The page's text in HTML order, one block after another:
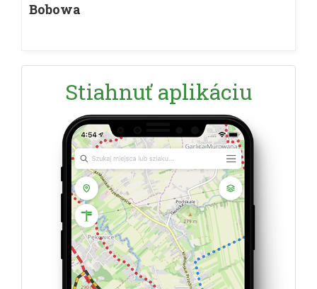
Bobowa
Stiahnuť aplikáciu